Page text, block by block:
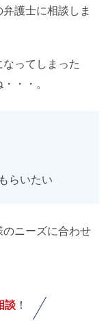
護士に相談しま
ってしまった
・・。
らいたい
ニーズに合わせ
談！